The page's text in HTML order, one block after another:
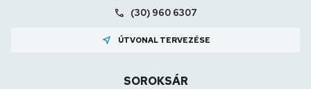
call (30) 960 6307
near_me ÚTVONAL TERVEZÉSE
SOROKSÁR